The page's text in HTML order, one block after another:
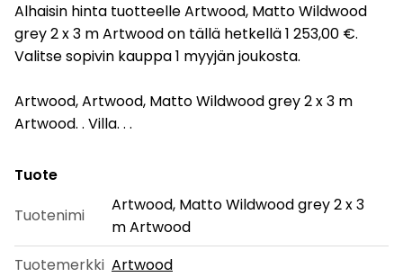
Alhaisin hinta tuotteelle Artwood, Matto Wildwood
grey 2 x 3 m Artwood on tällä hetkellä 1 253,00 €.
Valitse sopivin kauppa 1 myyjän joukosta.
Artwood, Artwood, Matto Wildwood grey 2 x 3 m
Artwood. . Villa. . .
Tuote
Tuotenimi
Artwood, Matto Wildwood grey 2 x 3
m Artwood
Tuotemerkki Artwood